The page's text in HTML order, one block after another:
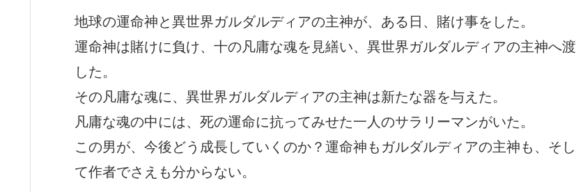
地球の運命神と異世界ガルダルディアの主神が、ある日、賭け事をした。
運命神は賭けに負け、十の凡庸な魂を見繕い、異世界ガルダルディアの主神へ渡
した。
その凡庸な魂に、異世界ガルダルディアの主神は新たな器を与えた。
凡庸な魂の中には、死の運命に抗ってみせた一人のサラリーマンがいた。
この男が、今後どう成長していくのか？運命神もガルダルディアの主神も、そし
て作者でさえも分からない。